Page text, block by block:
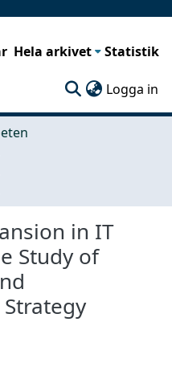
Hela arkivet Statistik
Logga in
in IT
Study of